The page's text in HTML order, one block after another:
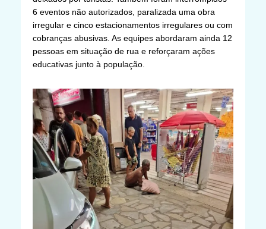
6 eventos não autorizados, paralizada uma obra
irregular e cinco estacionamentos irregulares ou com
cobranças abusivas. As equipes abordaram ainda 12
pessoas em situação de rua e reforçaram ações
educativas junto à população.